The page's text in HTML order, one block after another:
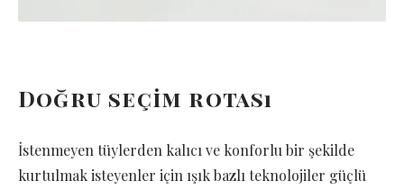
Doğru seçim rotası
İstenmeyen tüylerden kalıcı ve konforlu bir şekilde
kurtulmak isteyenler için ışık bazlı teknolojiler güçlü